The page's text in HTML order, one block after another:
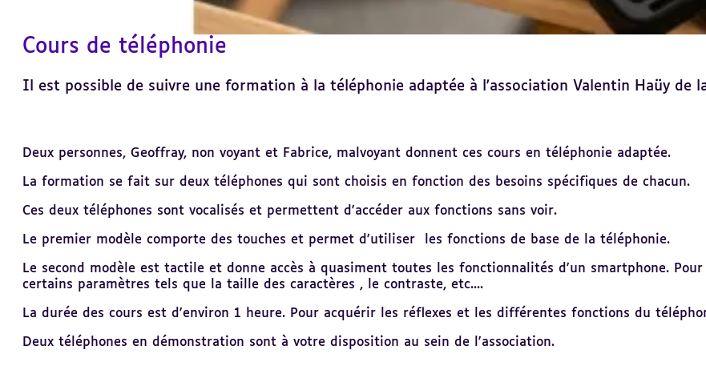
Cours de téléphonie
Il est possible de suivre une formation à la téléphonie adaptée à l'association Valentin Haüy de
Deux personnes, Geoffray, non voyant et Fabrice, malvoyant donnent ces cours en téléphonie adaptée.
La formation se fait sur deux téléphones qui sont choisis en fonction des besoins spécifiques de chacun.
Ces deux téléphones sont vocalisés et permettent d'accéder aux fonctions sans voir.
Le premier modèle comporte des touches et permet d'utiliser les fonctions de base de la téléphonie.
Le second modèle est tactile et donne accès à quasiment toutes les fonctionnalités d'un smartphone.
certains paramètres tels que la taille des caractères , le contraste, etc....
La durée des cours est d'environ 1 heure. Pour acquérir les réflexes et les différentes fonctions du
Deux téléphones en démonstration sont à votre disposition au sein de l'association.
au